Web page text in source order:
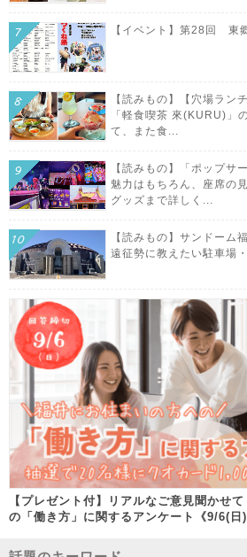
【イベント】第28回 東
【読みもの】【穴場ラン
「軽食喫茶 來(KURU)」
て、また食...
【読みもの】「ポップサ
魅力はもちろん、座席の
グッズまで詳しく...
【読みもの】サンドーム
遠征勢に教えたい駐車場
【プレゼント付】リアルなご意見聞かせ
の「働き方」に関するアンケート《9/6(日)